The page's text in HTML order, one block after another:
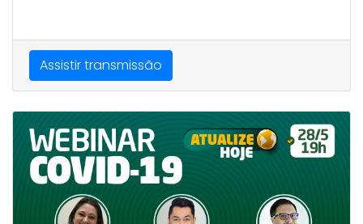
Assistir transmissão